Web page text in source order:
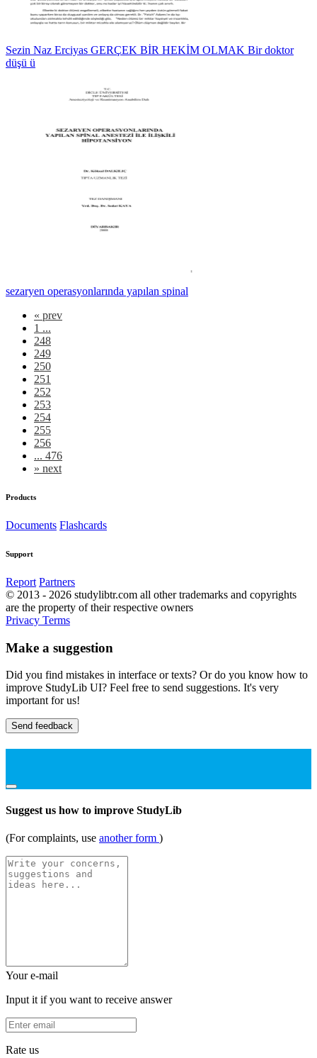
Sezin Naz Erciyas GERÇEK BİR HEKİM OLMAK Bir doktor
düşü ü
sezaryen operasyonlarında yapılan spinal
« prev
1 ...
248
249
250
251
252
253
254
255
256
... 476
» next
Products
Documents Flashcards
Support
Report Partners
© 2013 - 2026 studylibtr.com all other trademarks and copyrights
are the property of their respective owners
Privacy Terms
Make a suggestion
Did you find mistakes in interface or texts? Or do you know how to
improve StudyLib UI? Feel free to send suggestions. It's very
important for us!
Send feedback
Suggest us how to improve StudyLib
(For complaints, use another form )
Your e-mail
Input it if you want to receive answer
Rate us